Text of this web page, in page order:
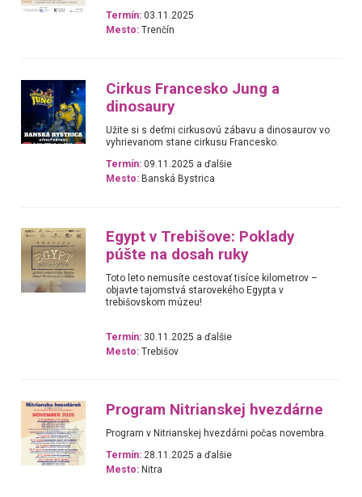
Termín: 03.11.2025
Mesto: Trenčín
Cirkus Francesko Jung a
dinosaury
Užite si s deťmi cirkusovú zábavu a dinosaurov vo
vyhrievanom stane cirkusu Francesko.
Termín: 09.11.2025 a ďalšie
Mesto: Banská Bystrica
Egypt v Trebišove: Poklady
púšte na dosah ruky
Toto leto nemusíte cestovať tisíce kilometrov –
objavte tajomstvá starovekého Egypta v
trebišovskom múzeu!
Termín: 30.11.2025 a ďalšie
Mesto: Trebišov
Program Nitrianskej hvezdárne
Program v Nitrianskej hvezdárni počas novembra.
Termín: 28.11.2025 a ďalšie
Mesto: Nitra